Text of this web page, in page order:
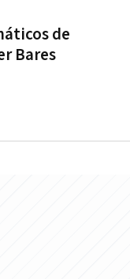
de
Bares